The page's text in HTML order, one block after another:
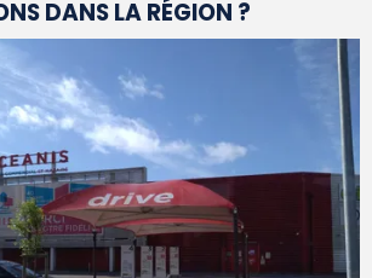
DANS LA RÉGION ?